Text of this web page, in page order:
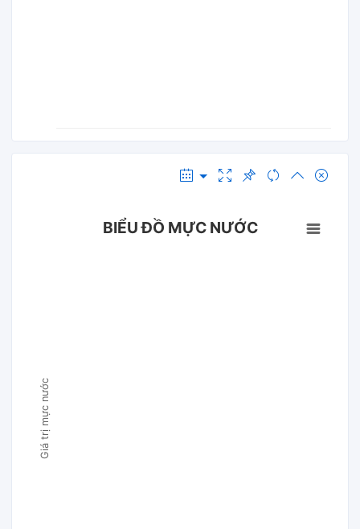
Giá trị mực nước
BIỂU ĐỒ MỰC NƯỚC